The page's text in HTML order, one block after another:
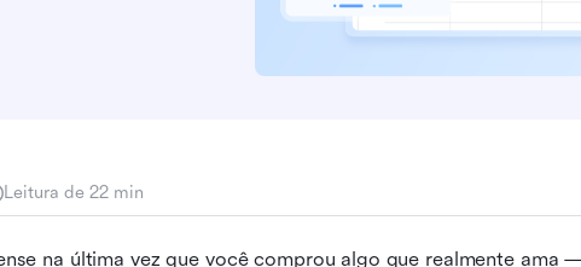
Leitura de 22 min
na última vez que você comprou algo que realmente ama